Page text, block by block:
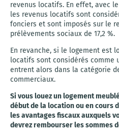
revenus locatifs. En effet, avec
les revenus locatifs sont
fonciers et sont imposés sur le
prélèvements sociaux de 17,2 %.
En revanche, si le logement est
locatifs sont considérés comme
entrent alors dans la catégorie
commerciaux.
Si vous louez un logement
début de la location ou en cours
les avantages fiscaux auxquels
devrez rembourser les sommes